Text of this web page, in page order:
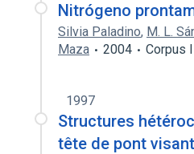
Nitrógeno
Silvia Paladino, M. L.
Maza
2004 Corpus
1997
Structures
tête de pont